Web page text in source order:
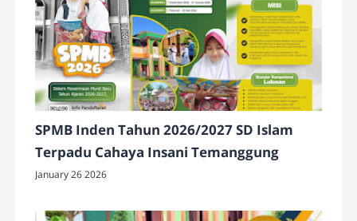
SPMB Inden Tahun 2026/2027 SD Islam
Terpadu Cahaya Insani Temanggung
January 26 2026